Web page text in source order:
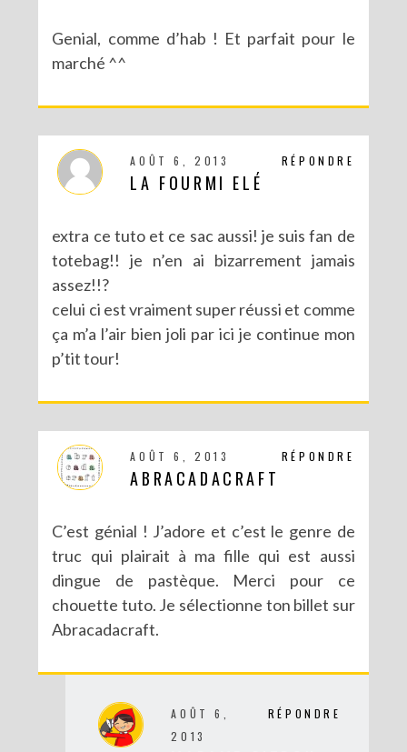
Genial, comme d’hab ! Et parfait pour le
marché ^^
RÉPONDRE
AOÛT 6, 2013
LA FOURMI ELÉ
extra ce tuto et ce sac aussi! je suis fan de
totebag!! je n’en ai bizarrement jamais
assez!!?
celui ci est vraiment super réussi et comme
ça m’a l’air bien joli par ici je continue mon
p’tit tour!
RÉPONDRE
AOÛT 6, 2013
ABRACADACRAFT
C’est génial ! J’adore et c’est le genre de
truc qui plairait à ma fille qui est aussi
dingue de pastèque. Merci pour ce
chouette tuto. Je sélectionne ton billet sur
Abracadacraft.
RÉPONDRE
AOÛT 6,
2013